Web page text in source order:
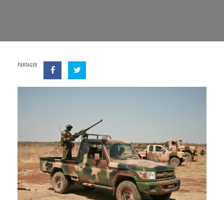
PARTAGER